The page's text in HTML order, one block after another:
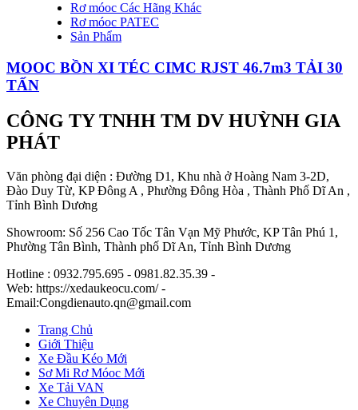
Rơ móoc Các Hãng Khác
Rơ móoc PATEC
Sản Phẩm
MOOC BỒN XI TÉC CIMC RJST 46.7m3 TẢI 30
TẤN
CÔNG TY TNHH TM DV HUỲNH GIA
PHÁT
Văn phòng đại diện : Đường D1, Khu nhà ở Hoàng Nam 3-2D,
Đào Duy Từ, KP Đông A , Phường Đông Hòa , Thành Phố Dĩ An ,
Tỉnh Bình Dương
Showroom: Số 256 Cao Tốc Tân Vạn Mỹ Phước, KP Tân Phú 1,
Phường Tân Bình, Thành phố Dĩ An, Tỉnh Bình Dương
Hotline : 0932.795.695 - 0981.82.35.39 -
Web: https://xedaukeocu.com/ -
Email:Congdienauto.qn@gmail.com
Trang Chủ
Giới Thiệu
Xe Đầu Kéo Mới
Sơ Mi Rơ Móoc Mới
Xe Tải VAN
Xe Chuyên Dụng